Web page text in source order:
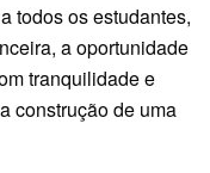
todos os estudantes,
a oportunidade
tranquilidade e
construção de uma